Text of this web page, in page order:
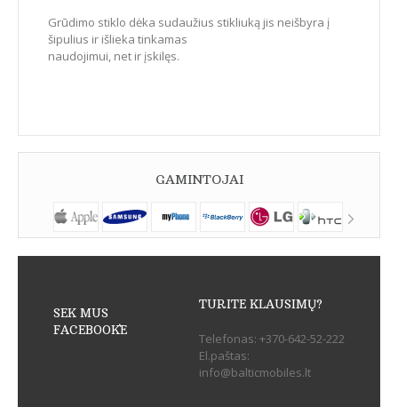
Grūdimo stiklo dėka sudaužius stikliuką jis neišbyra į
šipulius ir išlieka tinkamas
naudojimui, net ir įskilęs.
GAMINTOJAI
SEK MUS
FACEBOOK`E
TURITE KLAUSIMŲ?
Telefonas: +370-642-52-222
El.paštas:
info@balticmobiles.lt